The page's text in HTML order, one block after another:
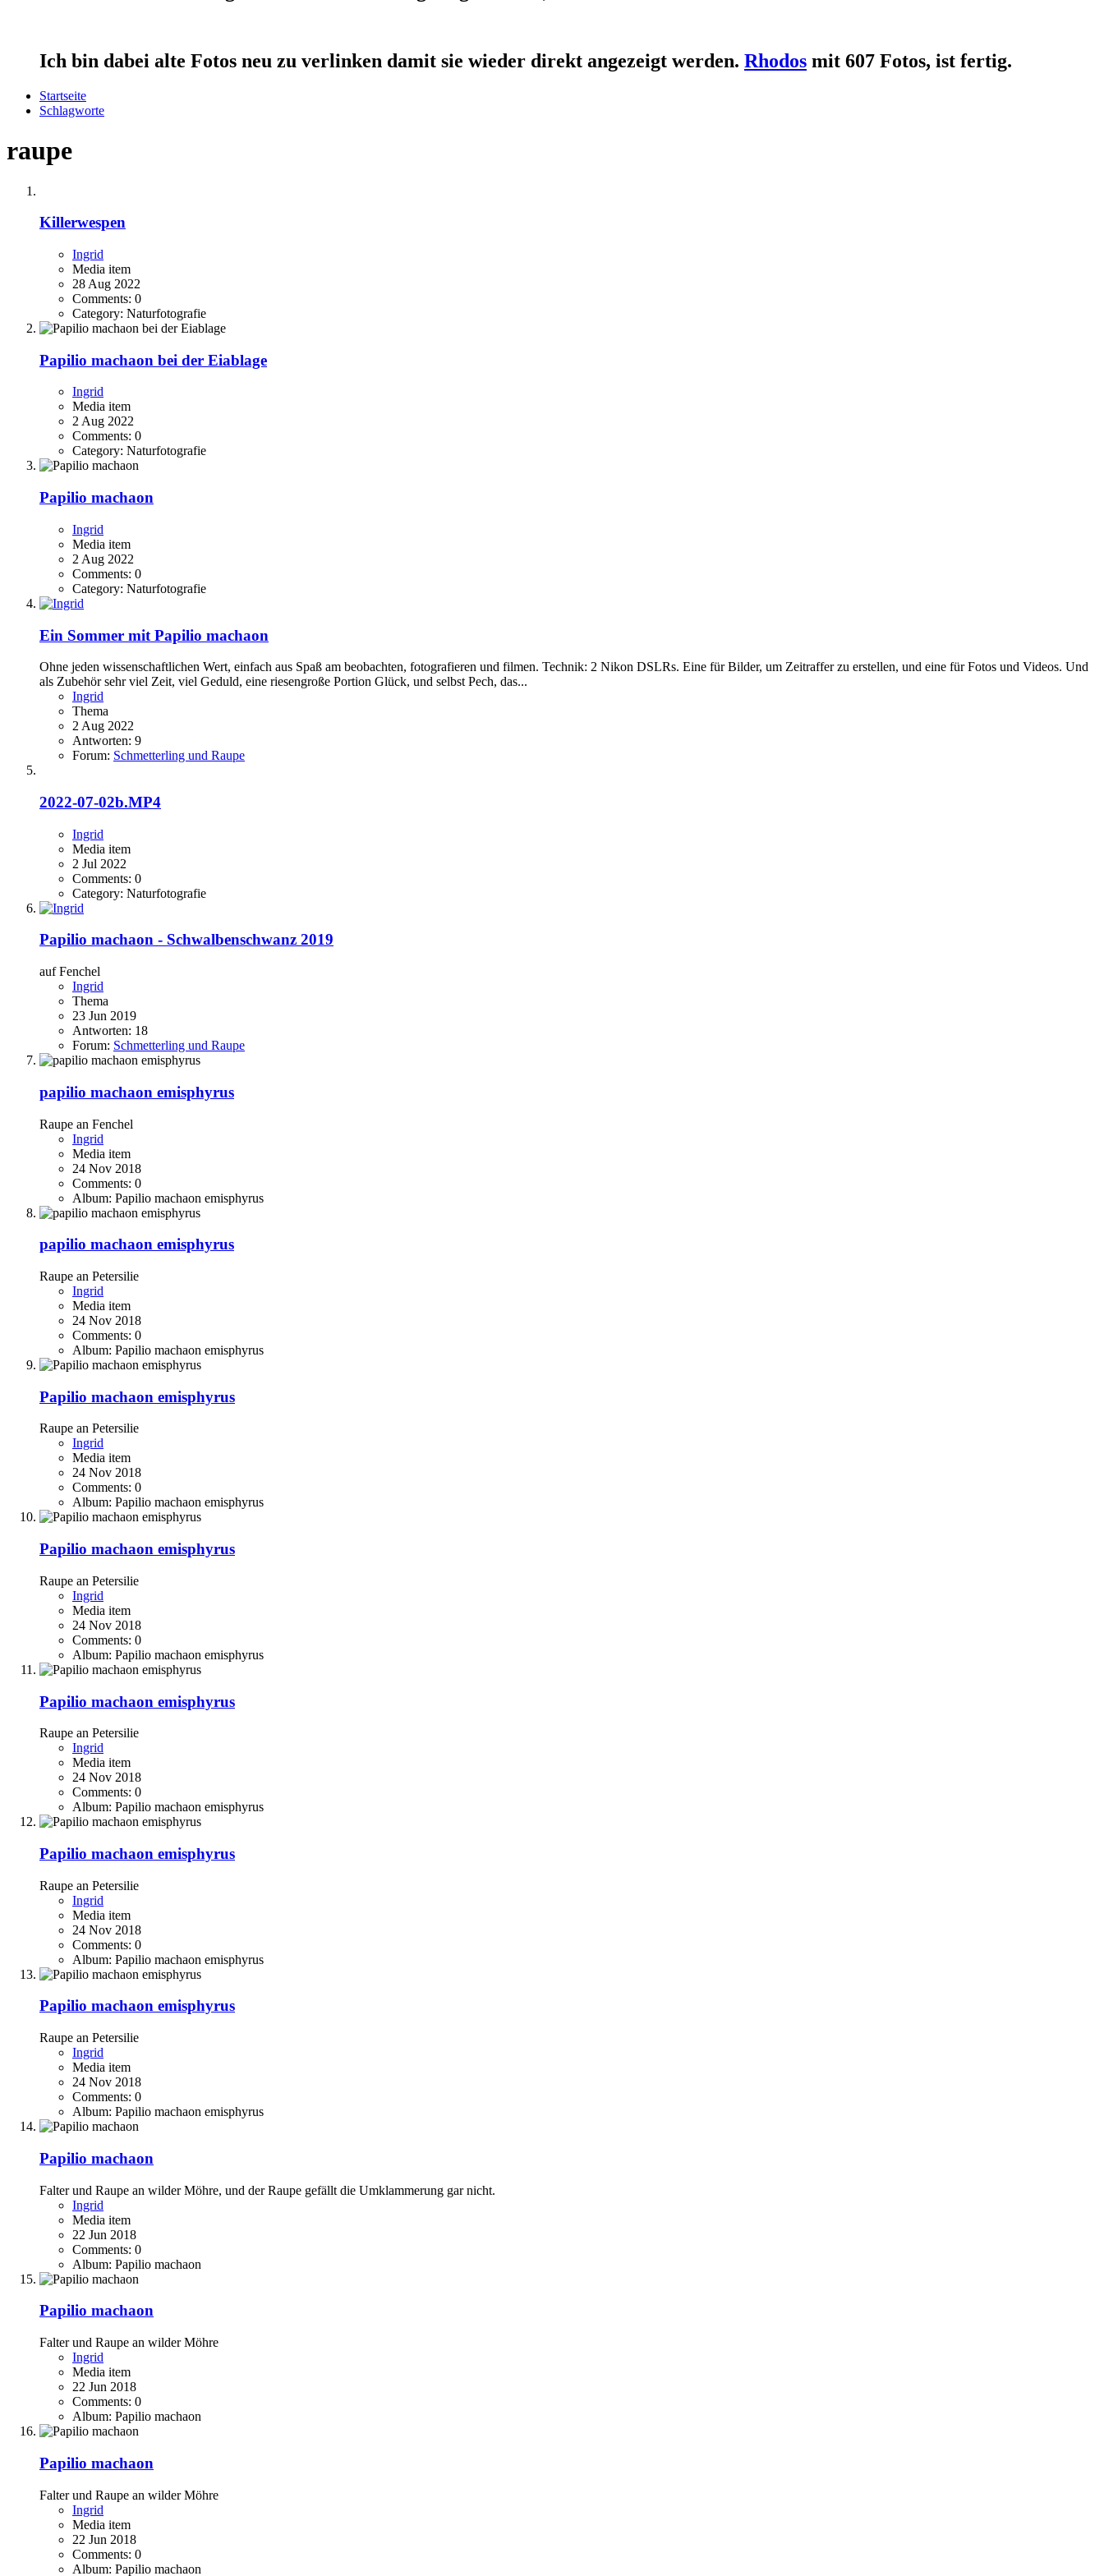
Ich bin dabei alte Fotos neu zu verlinken damit sie wieder direkt angezeigt werden. Rhodos mit 607 Fotos, ist fertig.
Startseite
Schlagworte
raupe
Killerwespen
Ingrid
Media item
28 Aug 2022
Comments: 0
Category: Naturfotografie
Papilio machaon bei der Eiablage
Ingrid
Media item
2 Aug 2022
Comments: 0
Category: Naturfotografie
Papilio machaon
Ingrid
Media item
2 Aug 2022
Comments: 0
Category: Naturfotografie
Ein Sommer mit Papilio machaon
Ohne jeden wissenschaftlichen Wert, einfach aus Spaß am beobachten, fotografieren und filmen. Technik: 2 Nikon DSLRs. Eine für Bilder, um Zeitraffer zu erstellen, und eine für Fotos und Videos. Und
als Zubehör sehr viel Zeit, viel Geduld, eine riesengroße Portion Glück, und selbst Pech, das...
Ingrid
Thema
2 Aug 2022
Antworten: 9
Forum: Schmetterling und Raupe
2022-07-02b.MP4
Ingrid
Media item
2 Jul 2022
Comments: 0
Category: Naturfotografie
Papilio machaon - Schwalbenschwanz 2019
auf Fenchel
Ingrid
Thema
23 Jun 2019
Antworten: 18
Forum: Schmetterling und Raupe
papilio machaon emisphyrus
Raupe an Fenchel
Ingrid
Media item
24 Nov 2018
Comments: 0
Album: Papilio machaon emisphyrus
papilio machaon emisphyrus
Raupe an Petersilie
Ingrid
Media item
24 Nov 2018
Comments: 0
Album: Papilio machaon emisphyrus
Papilio machaon emisphyrus
Raupe an Petersilie
Ingrid
Media item
24 Nov 2018
Comments: 0
Album: Papilio machaon emisphyrus
Papilio machaon emisphyrus
Raupe an Petersilie
Ingrid
Media item
24 Nov 2018
Comments: 0
Album: Papilio machaon emisphyrus
Papilio machaon emisphyrus
Raupe an Petersilie
Ingrid
Media item
24 Nov 2018
Comments: 0
Album: Papilio machaon emisphyrus
Papilio machaon emisphyrus
Raupe an Petersilie
Ingrid
Media item
24 Nov 2018
Comments: 0
Album: Papilio machaon emisphyrus
Papilio machaon emisphyrus
Raupe an Petersilie
Ingrid
Media item
24 Nov 2018
Comments: 0
Album: Papilio machaon emisphyrus
Papilio machaon
Falter und Raupe an wilder Möhre, und der Raupe gefällt die Umklammerung gar nicht.
Ingrid
Media item
22 Jun 2018
Comments: 0
Album: Papilio machaon
Papilio machaon
Falter und Raupe an wilder Möhre
Ingrid
Media item
22 Jun 2018
Comments: 0
Album: Papilio machaon
Papilio machaon
Falter und Raupe an wilder Möhre
Ingrid
Media item
22 Jun 2018
Comments: 0
Album: Papilio machaon